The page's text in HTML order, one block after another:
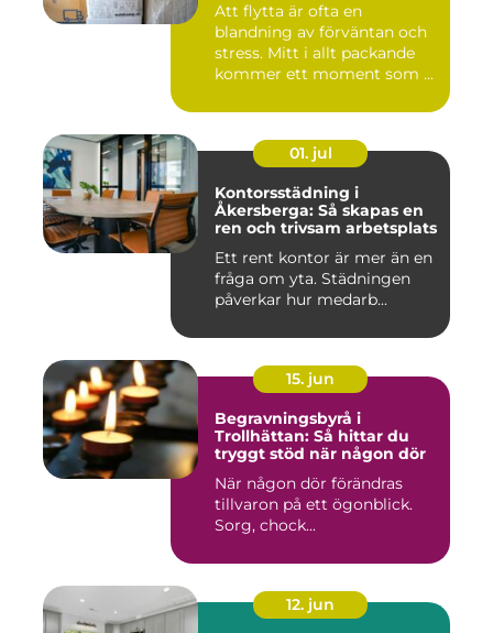
Att flytta är ofta en
blandning av förväntan och
stress. Mitt i allt packande
kommer ett moment som ...
01. jul
Kontorsstädning i
Åkersberga: Så skapas en
ren och trivsam arbetsplats
Ett rent kontor är mer än en
fråga om yta. Städningen
påverkar hur medarb...
15. jun
Begravningsbyrå i
Trollhättan: Så hittar du
tryggt stöd när någon dör
När någon dör förändras
tillvaron på ett ögonblick.
Sorg, chock...
12. jun